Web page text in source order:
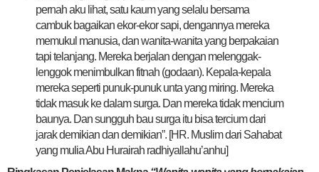
pernah aku lihat, satu kaum yang selalu bersama
cambuk bagaikan ekor-ekor sapi, dengannya mereka
memukul manusia, dan wanita-wanita yang berpakaian
tapi telanjang. Mereka berjalan dengan melenggak-
lenggok menimbulkan fitnah (godaan). Kepala-kepala
mereka seperti punuk-punuk unta yang miring. Mereka
tidak masuk ke dalam surga. Dan mereka tidak mencium
baunya. Dan sungguh bau surga itu bisa tercium dari
jarak demikian dan demikian”. [HR. Muslim dari Sahabat
yang mulia Abu Hurairah radhiyallahu’anhu]